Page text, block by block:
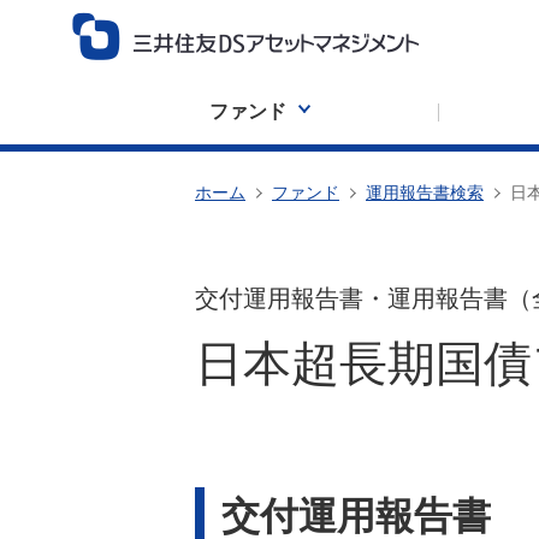
ファンド
ホーム ファンド 運用報告書検索 日
交付運用報告書・運用報告書（
日本超長期国
交付運用報告書